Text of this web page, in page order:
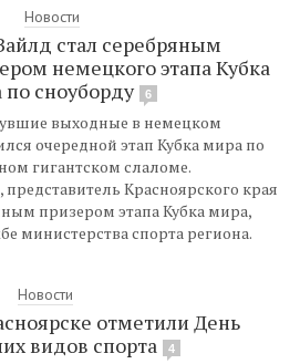
Новости
стал серебряным
немецкого этапа Кубка
сноуборду
6
выходные в немецком
очередной этап Кубка мира по
гигантском слаломе.
Красноярского края
призером этапа Кубка мира,
министерства спорта региона.
Новости
отметили День
видов спорта
4